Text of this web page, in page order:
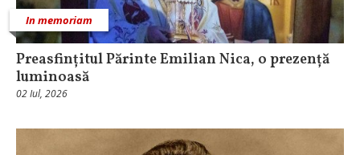
In memoriam
Preasfințitul Părinte Emilian Nica, o prezență
luminoasă
02 Iul, 2026